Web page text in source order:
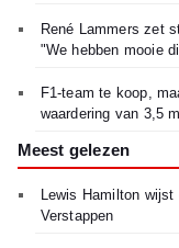
René Lammers zet
"We hebben mooie
F1-team te koop,
waardering van 3,5
Meest gelezen
Lewis Hamilton
Verstappen